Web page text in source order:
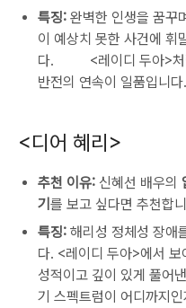
특징: 완벽한 인생을 꿈꾸
이 예상치 못한 사건에 휘
다. <레이디 두아>처럼
반전의 연속이 일품입니다.
<디어 혜리>
추천 이유: 신혜선 배우의
기 를 보고 싶다면 추천합
특징: 해리성 정체성 장애
다. <레이디 두아>에서
성적이고 깊이 있게 풀어
기 스펙트럼이 어디까지